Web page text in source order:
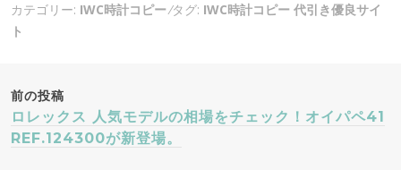
カテゴリー: IWC時計コピー タグ: IWC時計コピー 代引き優良サイ
ト
投
稿
前の投稿
ロレックス 人気モデルの相場をチェック！オイパペ41
REF.124300が新登場。